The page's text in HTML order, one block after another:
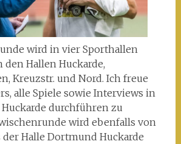
wird in vier Sporthallen
den Hallen Huckarde,
Kreuzstr. und Nord. Ich freue
alle Spiele sowie Interviews in
durchführen zu
wird ebenfalls von
der Halle Dortmund Huckarde